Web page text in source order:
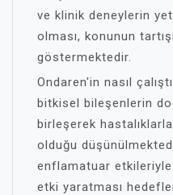
ve klinik deneylerin
olması, konunun
göstermektedir.
Ondaren'in nasıl
bitkisel bileşenlerin
birleşerek
olduğu
enflamatuar
etki yaratması